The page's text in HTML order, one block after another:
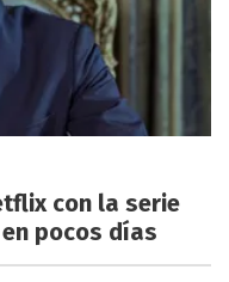
con la serie
pocos días